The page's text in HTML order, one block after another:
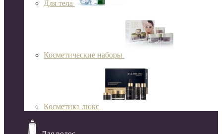
Для тела
Косметические наборы
Косметика люкс